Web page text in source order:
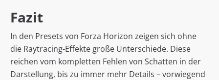
Fazit
In den Presets von Forza Horizon zeigen sich ohne
die Raytracing-Effekte große Unterschiede. Diese
reichen vom kompletten Fehlen von Schatten in der
Darstellung, bis zu immer mehr Details – vorwiegend